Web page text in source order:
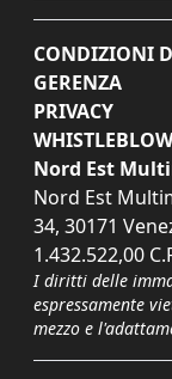
CONDIZIONI
GERENZA
PRIVACY
Nord Est
Nord Est
34, 30171
1.432.522,00
I diritti delle
espressamente
mezzo e